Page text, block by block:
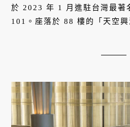
於 2023 年 1 月進駐台灣最
101。座落於 88 樓的「天空